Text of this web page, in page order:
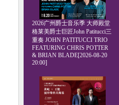
2026广州爵士音乐季 大师殿堂
格莱美爵士巨匠John Patitucci三
重奏 JOHN PATITUCCI TRIO
FEATURING CHRIS POTTER
& BRIAN BLADE[2026-08-20
20:00]